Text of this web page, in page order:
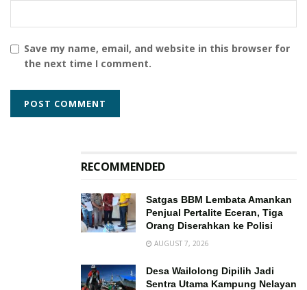
Save my name, email, and website in this browser for
the next time I comment.
RECOMMENDED
Satgas BBM Lembata Amankan
Penjual Pertalite Eceran, Tiga
Orang Diserahkan ke Polisi
AUGUST 7, 2026
Desa Wailolong Dipilih Jadi
Sentra Utama Kampung Nelayan